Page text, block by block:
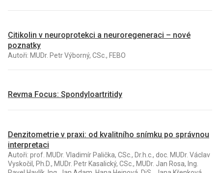
Citikolin v neuroprotekci a neuroregeneraci – nové
poznatky
Autoři: MUDr. Petr Výborný, CSc., FEBO
Revma Focus: Spondyloartritidy
Denzitometrie v praxi: od kvalitního snímku po správnou
interpretaci
Autoři: prof. MUDr. Vladimír Palička, CSc., Dr.h.c., doc. MUDr. Václav
Vyskočil, Ph.D., MUDr. Petr Kasalický, CSc., MUDr. Jan Rosa, Ing.